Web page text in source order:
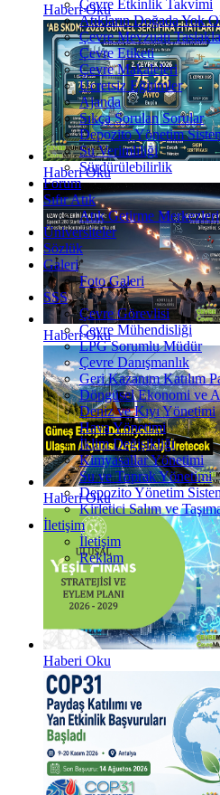
Haberi Oku
Haberi Oku
Haberi Oku
Haberi Oku
Haberi Oku
Çevre Etkinlik Takvimi
Atıkların Doğada Yok
Çevre Mevzuatı
Çevre Etiketi
Çevre Makaleleri
Ücretsiz Eğitimler
Ajanda
Sıkça Sorulan Sorular
Depozito Yönetim
Su Verimliliği
Sürdürülebilirlik
Forum
Sıfır Atık
Atık Getirme Merkezleri
Üniversiteler
Sözlük
Galeri
Foto Galeri
SSS
Çevre Görevlisi
Çevre Mühendisliği
LPG Sorumlu Müdür
Çevre Danışmanlık
Geri Kazanım Katılım
Döngüsel Ekonomi ve
Deniz ve Kıyı Yönetimi
Hava Yönetimi
İklim Değişikliği
Kimyasallar Yönetimi
Su ve Toprak Yönetimi
Depozito Yönetim
Kirletici Salım ve
İletişim
İletişim
Reklam